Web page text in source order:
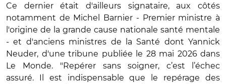
Ce dernier était d'ailleurs signataire, aux côtés
notamment de Michel Barnier - Premier ministre à
l'origine de la grande cause nationale santé mentale
- et d'anciens ministres de la Santé dont Yannick
Neuder, d'une tribune publiée le 28 mai 2026 dans
Le Monde.
"Repérer sans soigner, c’est l’échec
assuré. Il est indispensable que le repérage des